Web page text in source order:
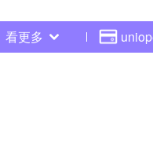
看更多